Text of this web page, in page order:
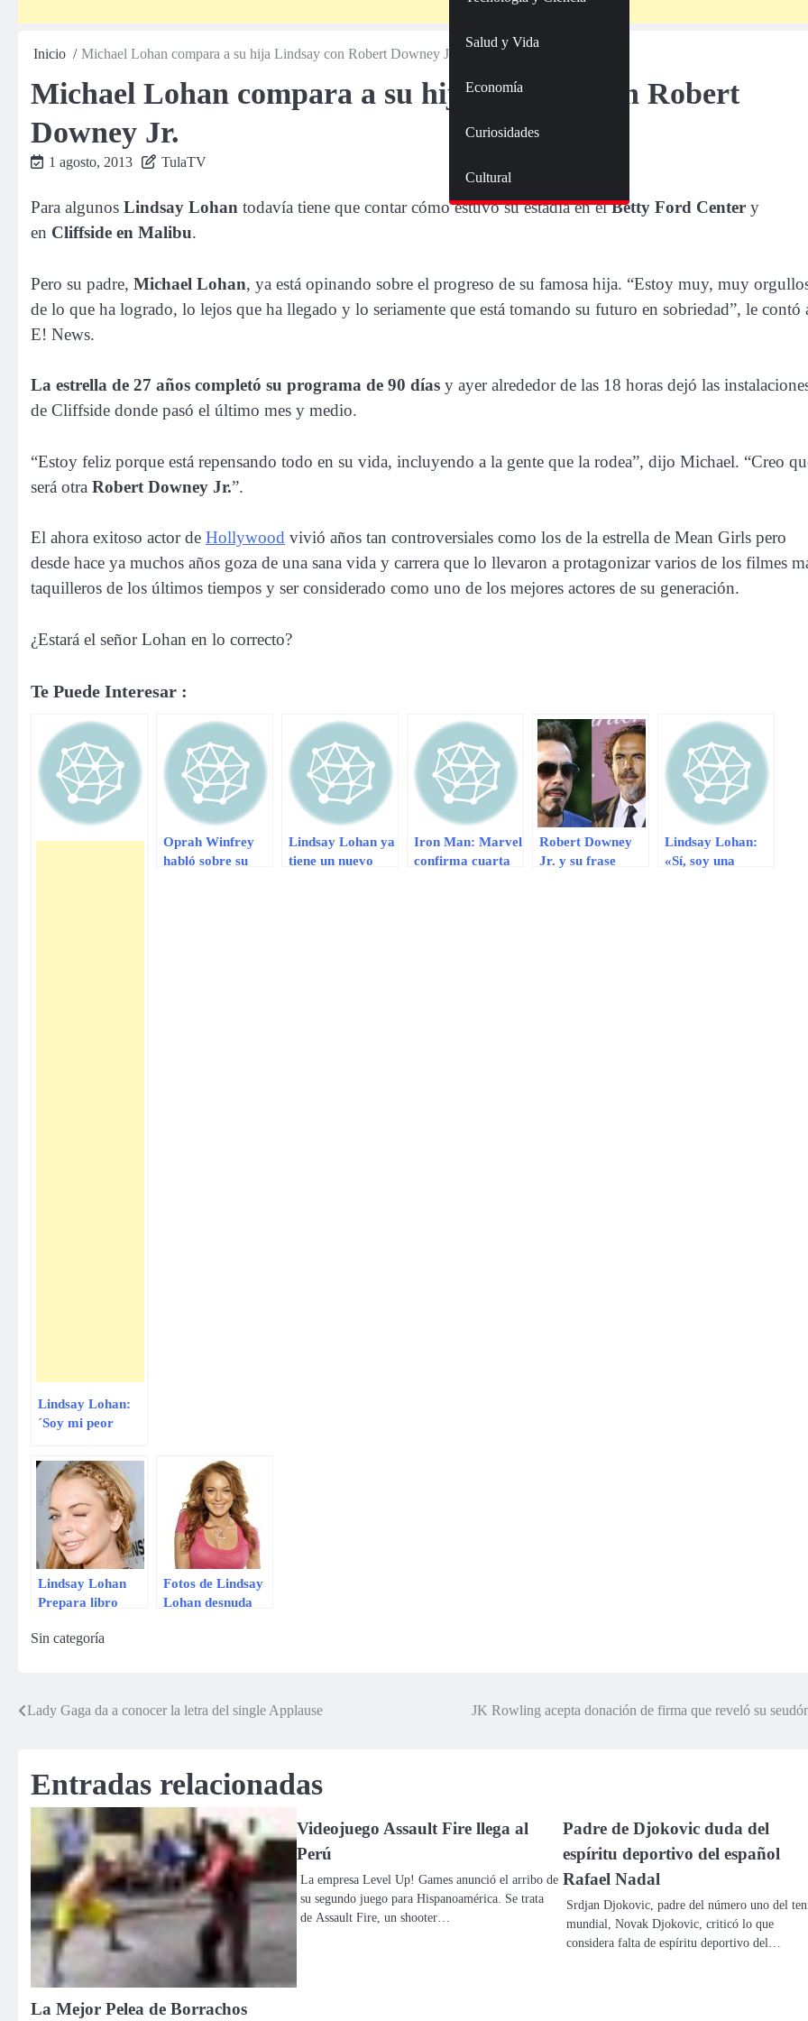
Salud y Vida
Economía
Curiosidades
Cultural
Inicio Michael Lohan compara a su hija Lindsay con Robert Downey Jr.
Michael Lohan compara a su hija Lindsay con Robert
Downey Jr.
1 agosto, 2013 TulaTV
Para algunos Lindsay Lohan todavía tiene que contar cómo estuvo su estadía en elBetty Ford Center y
en Cliffside en Malibu.
Pero su padre, Michael Lohan, ya está opinando sobre el progreso de su famosa hija. “Estoy muy, muy
de lo que ha logrado, lo lejos que ha llegado y lo seriamente que está tomando su futuro en sobriedad”, le contó
E! News.
La estrella de 27 años completó su programa de 90 días y ayer alrededor de las 18 horas dejó las
de Cliffside donde pasó el último mes y medio.
“Estoy feliz porque está repensando todo en su vida, incluyendo a la gente que la rodea”, dijo Michael. “Creo
será otra Robert Downey Jr.”.
El ahora exitoso actor de Hollywood vivió años tan controversiales como los de la estrella de Mean Girls pero
desde hace ya muchos años goza de una sana vida y carrera que lo llevaron a protagonizar varios de los filmes
taquilleros de los últimos tiempos y ser considerado como uno de los mejores actores de su generación.
¿Estará el señor Lohan en lo correcto?
Te Puede Interesar :
Lindsay Lohan:
´Soy mi peor
Oprah Winfrey
habló sobre su
Lindsay Lohan ya
tiene un nuevo
Iron Man: Marvel
confirma cuarta
Robert Downey
Jr. y su frase
Lindsay Lohan:
«Sí, soy una
Lindsay Lohan
Prepara libro
Fotos de Lindsay
Lohan desnuda
Sin categoría
Navegación
entradas
Lady Gaga da a conocer la letra del single Applause JK Rowling acepta donación de firma que reveló su
Entradas relacionadas
La Mejor Pelea de Borrachos
Videojuego Assault Fire llega al
Perú
La empresa Level Up! Games anunció el arribo de
su segundo juego para Hispanoamérica. Se trata
de Assault Fire, un shooter…
Padre de Djokovic duda del
espíritu deportivo del español
Rafael Nadal
Srdjan Djokovic, padre del número uno del
mundial, Novak Djokovic, criticó lo que
considera falta de espíritu deportivo del…